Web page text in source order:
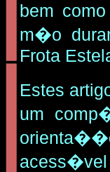
bem
m�o
Frota
Estes
um